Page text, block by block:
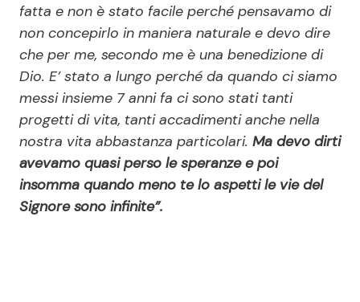
fatta e non è stato facile perché pensavamo di
non concepirlo in maniera naturale e devo dire
che per me, secondo me è una benedizione di
Dio. E’ stato a lungo perché da quando ci siamo
messi insieme 7 anni fa ci sono stati tanti
progetti di vita, tanti accadimenti anche nella
nostra vita abbastanza particolari. Ma devo dirti
avevamo quasi perso le speranze e poi
insomma quando meno te lo aspetti le vie del
Signore sono infinite”.